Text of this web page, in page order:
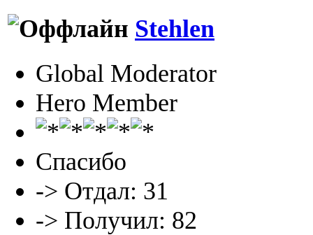
Stehlen
Global Moderator
Hero Member
Спасибо
-> Отдал: 31
-> Получил: 82